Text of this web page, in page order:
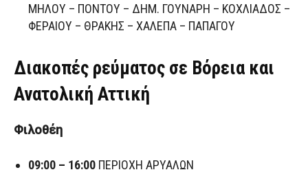
ΜΗΛΟΥ – ΠΟΝΤΟΥ – ΔΗΜ. ΓΟΥΝΑΡΗ – ΚΟΧΛΙΑΔΟΣ –
ΦΕΡΑΙΟΥ – ΘΡΑΚΗΣ – ΧΑΛΕΠΑ – ΠΑΠΑΓΟΥ
Διακοπές ρεύματος σε Βόρεια και
Ανατολική Αττική
Φιλοθέη
09:00 – 16:00 ΠΕΡΙΟΧΗ ΑΡΥΑΛΩΝ